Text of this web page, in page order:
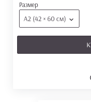
Размер
А2 (42 × 60 см)